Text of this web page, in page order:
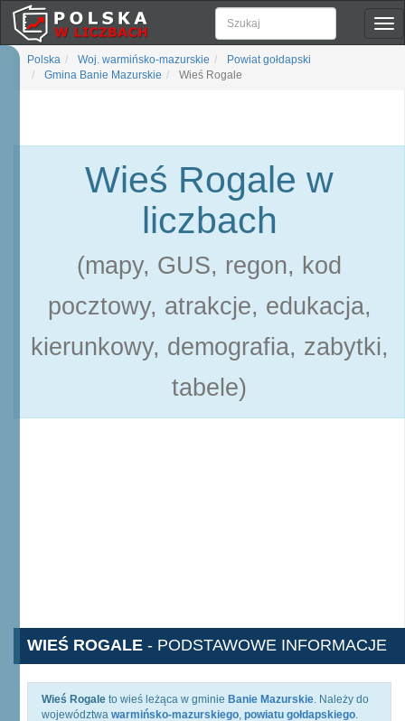
Polska Woj. warmińsko-mazurskie
Powiat gołdapski
Gmina Banie Mazurskie
Wieś Rogale
Wieś Rogale w
liczbach
(mapy, GUS, regon, kod
pocztowy, atrakcje, edukacja,
kierunkowy, demografia, zabytki,
tabele)
WIEŚ ROGALE - PODSTAWOWE INFORMACJE
Wieś Rogale to wieś leżąca w gminie Banie Mazurskie. Należy do
województwa warmińsko-mazurskiego, powiatu gołdapskiego.